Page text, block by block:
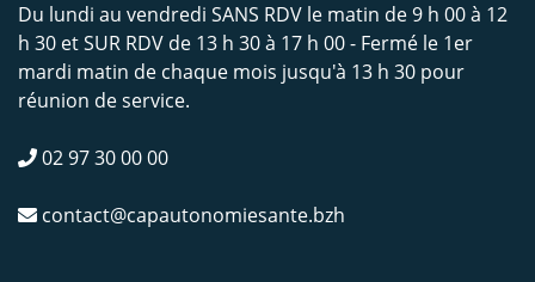
Du lundi au vendredi SANS RDV le matin de 9 h 00 à 12
h 30 et SUR RDV de 13 h 30 à 17 h 00 - Fermé le 1er
mardi matin de chaque mois jusqu'à 13 h 30 pour
réunion de service.
02 97 30 00 00
contact@capautonomiesante.bzh